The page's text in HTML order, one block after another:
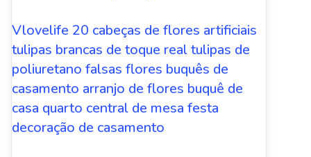
Vlovelife 20 cabeças de flores artificiais
tulipas brancas de toque real tulipas de
poliuretano falsas flores buquês de
casamento arranjo de flores buquê de
casa quarto central de mesa festa
decoração de casamento